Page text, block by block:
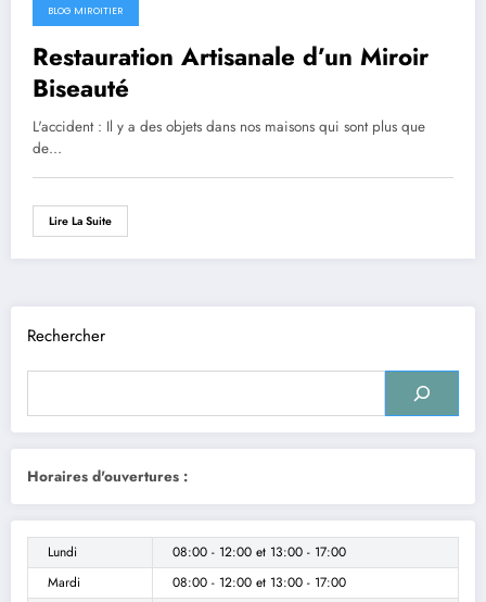
BLOG MIROITIER
Restauration Artisanale d’un Miroir
Biseauté
L'accident : Il y a des objets dans nos maisons qui sont plus que
de…
Lire La Suite
Rechercher
Horaires d'ouvertures :
Lundi 08:00 - 12:00 et 13:00 - 17:00
Mardi
08:00 - 12:00 et 13:00 - 17:00